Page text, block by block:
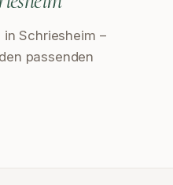
Schriesheim –
passenden